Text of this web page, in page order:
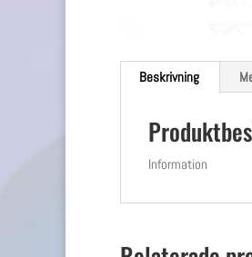
Beskrivning
Information